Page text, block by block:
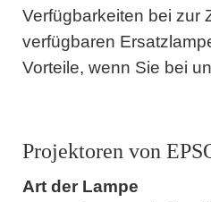
Verfügbarkeiten bei zur
verfügbaren
Vorteile, wenn Sie bei
Projektoren von
Art der Lampe